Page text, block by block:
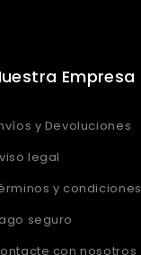
Empresa
y Devoluciones
legal
y condiciones
seguro
con nosotros